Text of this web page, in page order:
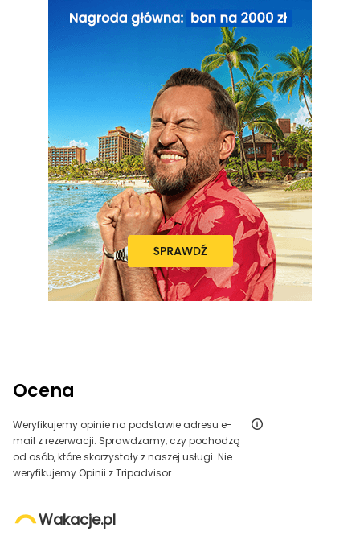
Ocena
Weryfikujemy opinie na podstawie adresu e-
mail z rezerwacji. Sprawdzamy, czy pochodzą
od osób, które skorzystały z naszej usługi. Nie
weryfikujemy Opinii z Tripadvisor.
Wakacje.pl